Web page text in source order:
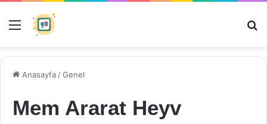
Menü
Anasayfa /Genel
Mem Ararat Heyv